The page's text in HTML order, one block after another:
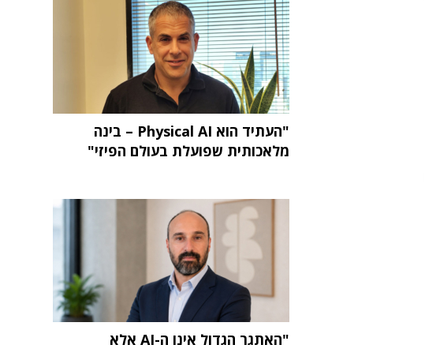
"העתיד הוא Physical AI – בינה
מלאכותית שפועלת בעולם הפיזי"
"האתגר הגדול אינו ה-AI אלא